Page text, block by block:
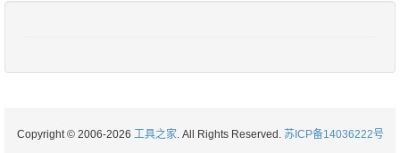
Copyright © 2006-2026 工具之家. All Rights Reserved. 苏ICP备14036222号